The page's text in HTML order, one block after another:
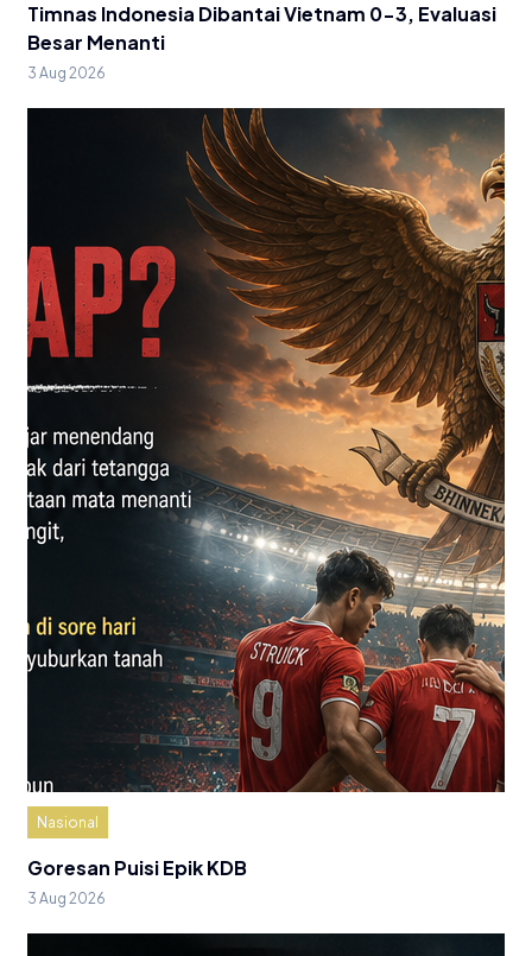
Timnas Indonesia Dibantai Vietnam 0-3, Evaluasi
Besar Menanti
3 Aug 2026
Nasional
Goresan Puisi Epik KDB
3 Aug 2026